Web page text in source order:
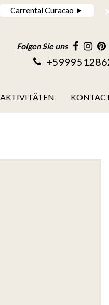
Carrental Curacao ►
Folgen Sie uns
AKTIVITÄTEN